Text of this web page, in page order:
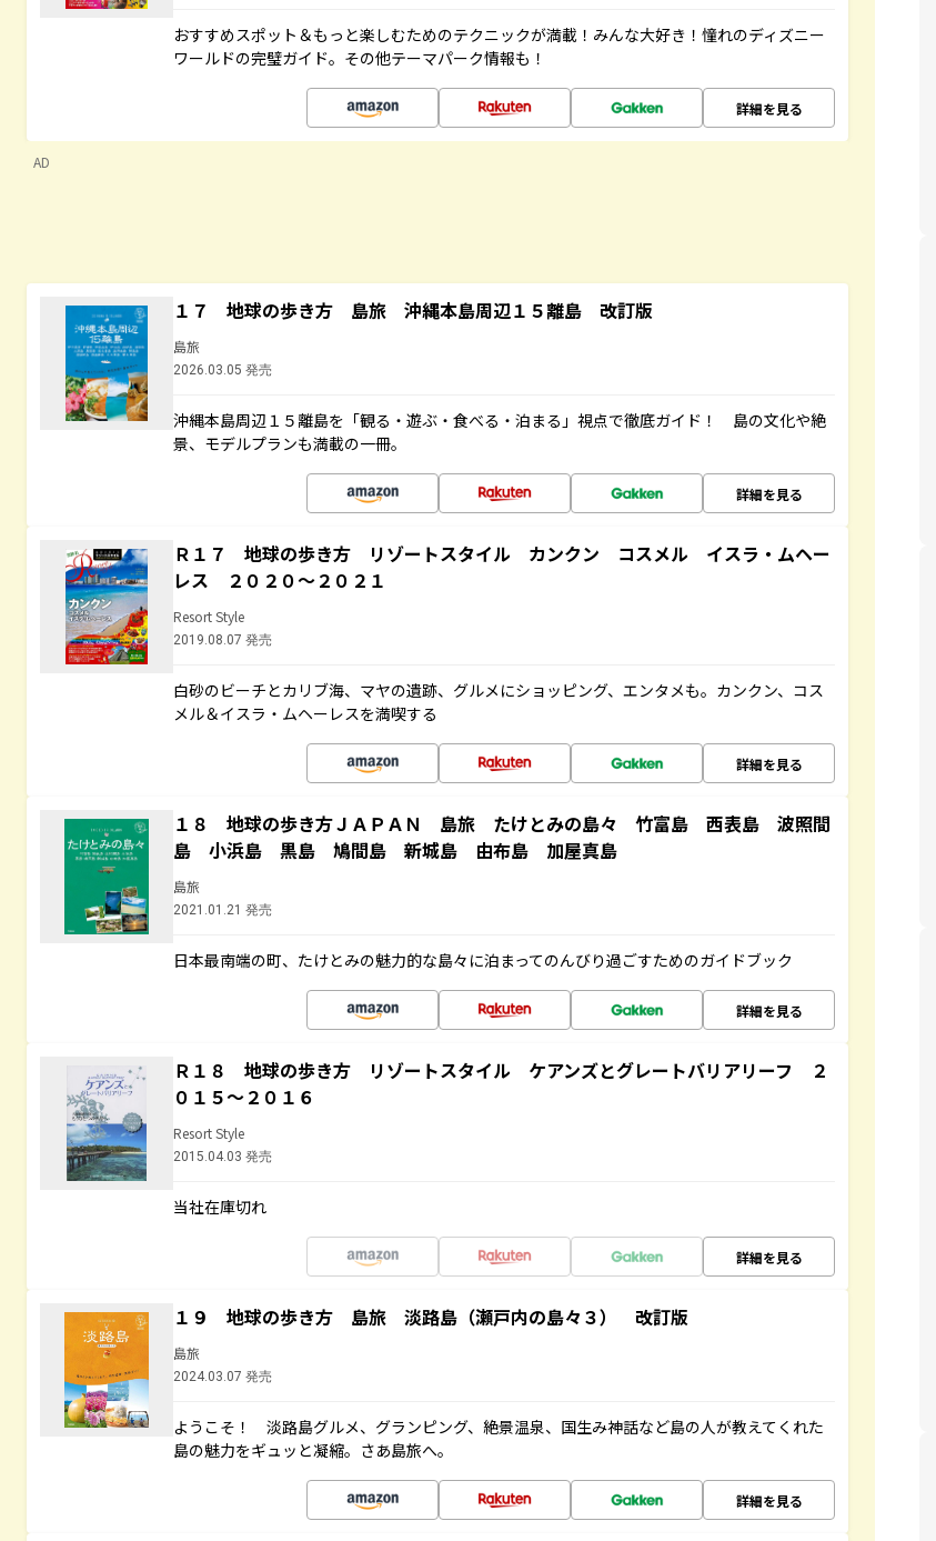
おすすめスポット＆もっと楽しむためのテクニックが満載！みんな大好き！憧れのディズニー
ワールドの完璧ガイド。その他テーマパーク情報も！
詳細を見る
AD
１７ 地球の歩き方 島旅 沖縄本島周辺１５離島 改訂版
島旅
2026.03.05 発売
沖縄本島周辺１５離島を「観る・遊ぶ・食べる・泊まる」視点で徹底ガイド！ 島の文化や絶
景、モデルプランも満載の一冊。
詳細を見る
Ｒ１７ 地球の歩き方 リゾートスタイル カンクン コスメル イスラ・ムヘー
レス ２０２０～２０２１
Resort Style
2019.08.07 発売
白砂のビーチとカリブ海、マヤの遺跡、グルメにショッピング、エンタメも。カンクン、コス
メル＆イスラ・ムヘーレスを満喫する
詳細を見る
１８ 地球の歩き方ＪＡＰＡＮ 島旅 たけとみの島々 竹富島 西表島 波照間
島 小浜島 黒島 鳩間島 新城島 由布島 加屋真島
島旅
2021.01.21 発売
日本最南端の町、たけとみの魅力的な島々に泊まってのんびり過ごすためのガイドブック
詳細を見る
Ｒ１８ 地球の歩き方 リゾートスタイル ケアンズとグレートバリアリーフ ２
０１５～２０１６
Resort Style
2015.04.03 発売
当社在庫切れ
詳細を見る
１９ 地球の歩き方 島旅 淡路島（瀬戸内の島々３） 改訂版
島旅
2024.03.07 発売
ようこそ！ 淡路島グルメ、グランピング、絶景温泉、国生み神話など島の人が教えてくれた
島の魅力をギュッと凝縮。さあ島旅へ。
詳細を見る